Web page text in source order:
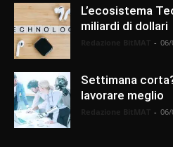
L’ecosistema
miliardi di dollari
- 06/
Settimana
lavorare meglio
- 06/